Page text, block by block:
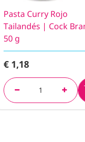
Pasta Curry Rojo
Tailandés | Cock
50 g
€ 1,18